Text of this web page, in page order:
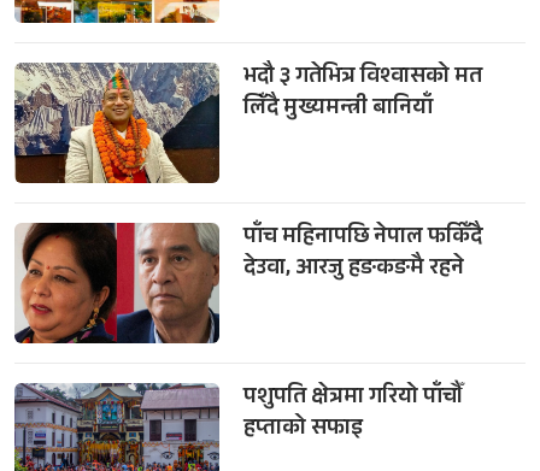
भदौ ३ गतेभित्र विश्वासको मत
लिँदै मुख्यमन्त्री बानियाँ
पाँच महिनापछि नेपाल फर्किँदै
देउवा, आरजु हङकङमै रहने
पशुपति क्षेत्रमा गरियो पाँचौँ
हप्ताको सफाइ